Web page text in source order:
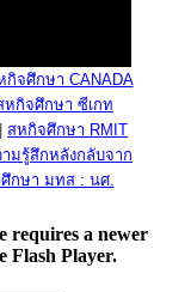
กิจศึกษา CANADA
หกิจศึกษา ซีเกท
สหกิจศึกษา RMIT
มรู้สึกหลังกลับจาก
กษา มทส : นศ.
requires a newer
Flash Player.